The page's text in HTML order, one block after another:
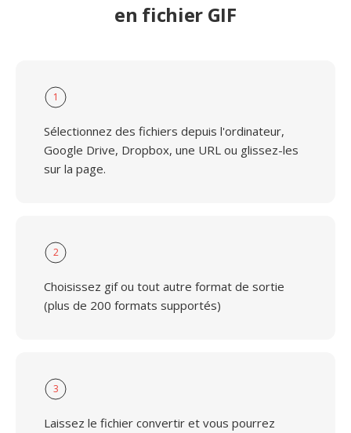
en fichier GIF
1
Sélectionnez des fichiers depuis l'ordinateur,
Google Drive, Dropbox, une URL ou glissez-les
sur la page.
2
Choisissez gif ou tout autre format de sortie
(plus de 200 formats supportés)
3
Laissez le fichier convertir et vous pourrez